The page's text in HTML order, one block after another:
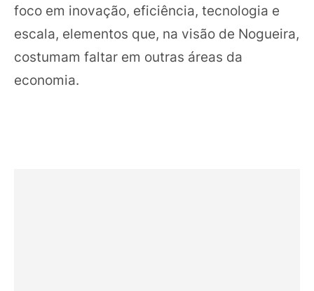
foco em inovação, eficiência, tecnologia e
escala, elementos que, na visão de Nogueira,
costumam faltar em outras áreas da
economia.